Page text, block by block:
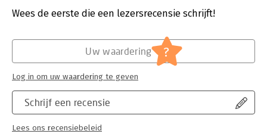
hersenen, wat het begrip niet-aangeboren hersenletsel
kunnen veroorzaken. Ieder mens is uniek en ook het letsel en
de gevolgen ervan zijn dat.
Verschijningsdatum:
2-5-2006
Wees de eerste die een lezersrecensie schrijft!
Schrijf een recensie
Lees ons recensiebeleid
Uw waardering ?
Log in om uw waardering te geven